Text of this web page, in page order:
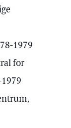
1979
for